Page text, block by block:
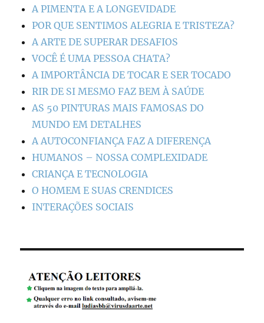
A PIMENTA E A LONGEVIDADE
POR QUE SENTIMOS ALEGRIA E TRISTEZA?
A ARTE DE SUPERAR DESAFIOS
VOCÊ É UMA PESSOA CHATA?
A IMPORTÂNCIA DE TOCAR E SER TOCADO
RIR DE SI MESMO FAZ BEM À SAÚDE
AS 50 PINTURAS MAIS FAMOSAS DO
MUNDO EM DETALHES
A AUTOCONFIANÇA FAZ A DIFERENÇA
HUMANOS – NOSSA COMPLEXIDADE
CRIANÇA E TECNOLOGIA
O HOMEM E SUAS CRENDICES
INTERAÇÕES SOCIAIS